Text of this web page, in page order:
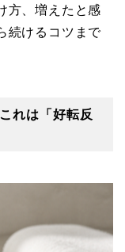
方、増えたと感
続けるコツまで
れは「好転反